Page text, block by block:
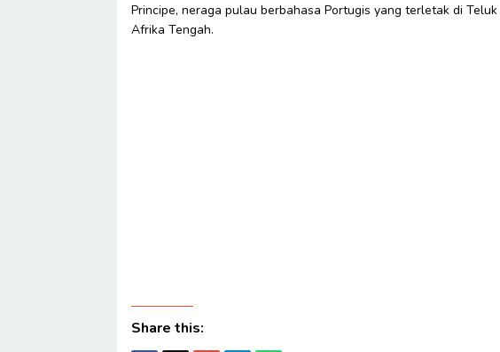
Principe, neraga pulau berbahasa Portugis yang terletak di
Afrika Tengah.
Share this: